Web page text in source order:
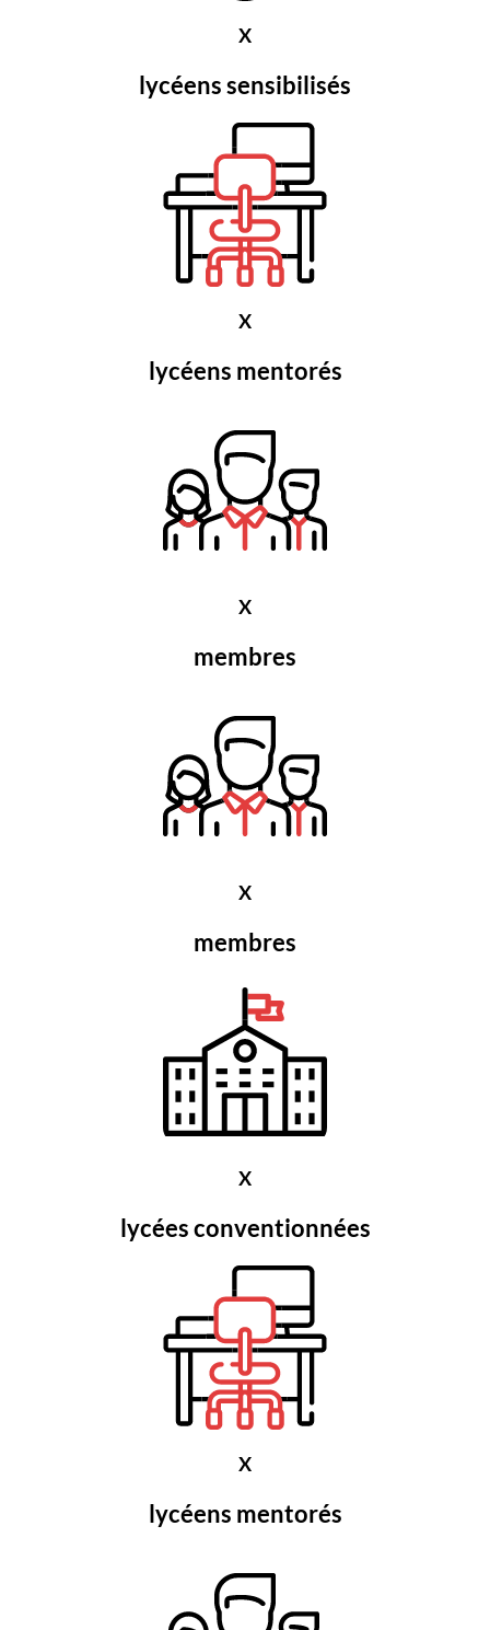
X
lycéens sensibilisés
X
lycéens mentorés
X
membres
X
membres
X
lycées conventionnées
X
lycéens mentorés